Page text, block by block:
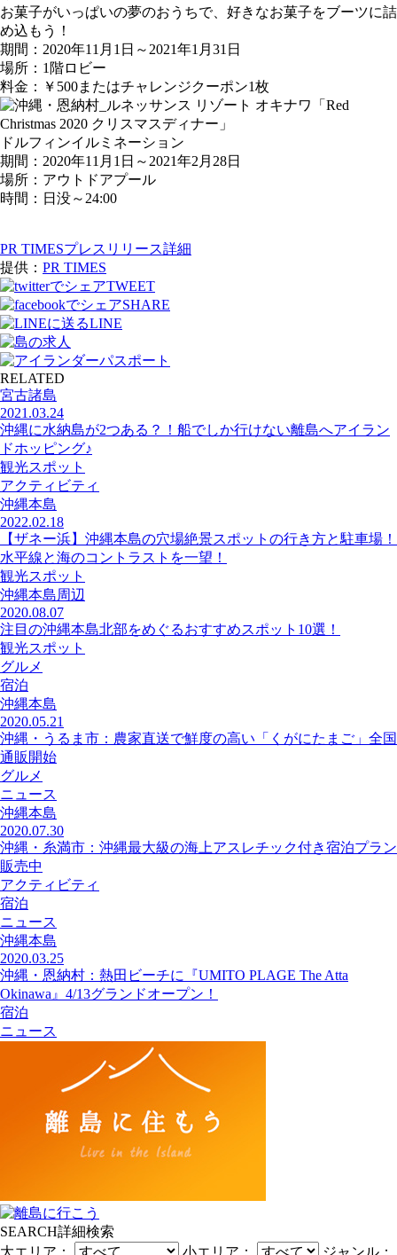
お菓子がいっぱいの夢のおうちで、好きなお菓子をブーツに詰
め込もう！
期間：2020年11月1日～2021年1月31日
場所：1階ロビー
料金：￥500またはチャレンジクーポン1枚
ドルフィンイルミネーション
期間：2020年11月1日～2021年2月28日
場所：アウトドアプール
時間：日没～24:00
PR TIMESプレスリリース詳細
提供： PR TIMES
TWEET
SHARE
LINE
RELATED
宮古諸島
2021.03.24
沖縄に水納島が2つある？！船でしか行けない離島へアイラン
ドホッピング♪
観光スポット
アクティビティ
沖縄本島
2022.02.18
【ザネー浜】沖縄本島の穴場絶景スポットの行き方と駐車場！
水平線と海のコントラストを一望！
観光スポット
沖縄本島周辺
2020.08.07
注目の沖縄本島北部をめぐるおすすめスポット10選！
観光スポット
グルメ
宿泊
沖縄本島
2020.05.21
沖縄・うるま市：農家直送で鮮度の高い「くがにたまご」全国
通販開始
グルメ
ニュース
沖縄本島
2020.07.30
沖縄・糸満市：沖縄最大級の海上アスレチック付き宿泊プラン
販売中
アクティビティ
宿泊
ニュース
沖縄本島
2020.03.25
沖縄・恩納村：熱田ビーチに『UMITO PLAGE The Atta
Okinawa』4/13グランドオープン！
宿泊
ニュース
SEARCH詳細検索
大エリア：
小エリア：
ジャンル：